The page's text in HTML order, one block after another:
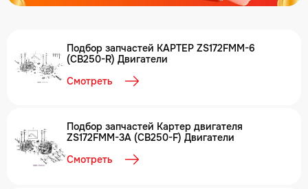
Подбор запчастей КАРТЕР ZS172FMM-6
(CB250-R) Двигатели
Смотреть
Подбор запчастей Картер двигателя
ZS172FMM-3A (CB250-F) Двигатели
Смотреть